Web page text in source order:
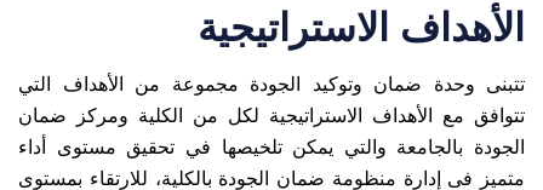
الأهداف الاستراتيجية
تتبنى وحدة ضمان وتوكيد الجودة مجموعة من الأهداف التي
تتوافق مع الأهداف الاستراتيجية لكل من الكلية ومركز ضمان
الجودة بالجامعة والتي يمكن تلخيصها في تحقيق مستوى أداء
متميز فى إدارة منظومة ضمان الجودة بالكلية، للارتقاء بمستوى